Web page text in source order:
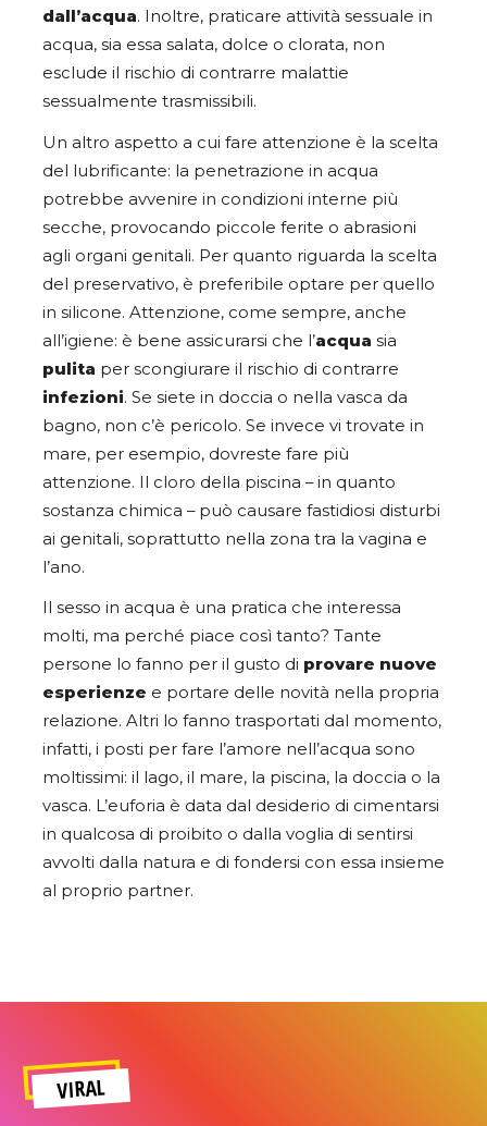
dall’acqua. Inoltre, praticare attività sessuale in
acqua, sia essa salata, dolce o clorata, non
esclude il rischio di contrarre malattie
sessualmente trasmissibili.
Un altro aspetto a cui fare attenzione è la scelta
del lubrificante: la penetrazione in acqua
potrebbe avvenire in condizioni interne più
secche, provocando piccole ferite o abrasioni
agli organi genitali. Per quanto riguarda la scelta
del preservativo, è preferibile optare per quello
in silicone. Attenzione, come sempre, anche
all’igiene: è bene assicurarsi che l’acqua sia
pulita per scongiurare il rischio di contrarre
infezioni. Se siete in doccia o nella vasca da
bagno, non c’è pericolo. Se invece vi trovate in
mare, per esempio, dovreste fare più
attenzione. Il cloro della piscina – in quanto
sostanza chimica – può causare fastidiosi disturbi
ai genitali, soprattutto nella zona tra la vagina e
l’ano.
Il sesso in acqua è una pratica che interessa
molti, ma perché piace così tanto? Tante
persone lo fanno per il gusto di provare nuove
esperienze e portare delle novità nella propria
relazione. Altri lo fanno trasportati dal momento,
infatti, i posti per fare l’amore nell’acqua sono
moltissimi: il lago, il mare, la piscina, la doccia o la
vasca. L’euforia è data dal desiderio di cimentarsi
in qualcosa di proibito o dalla voglia di sentirsi
avvolti dalla natura e di fondersi con essa insieme
al proprio partner.
VIRAL